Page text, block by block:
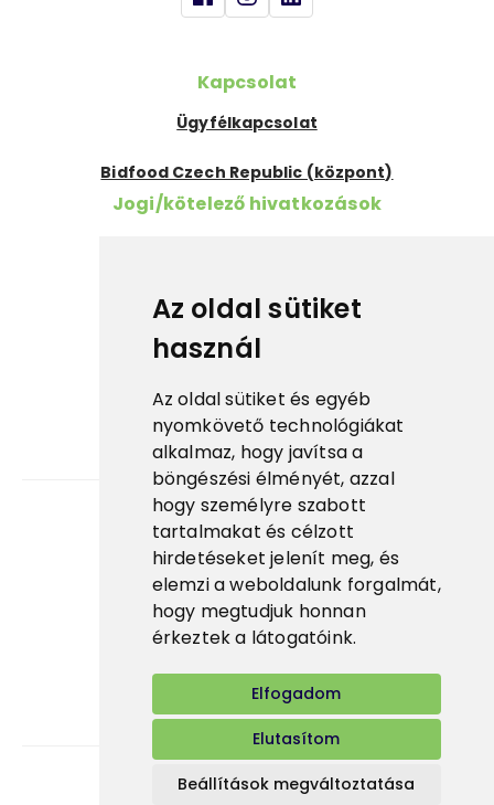
Az oldal sütiket
használ
Az oldal sütiket és egyéb
nyomkövető technológiákat
alkalmaz, hogy javítsa a
böngészési élményét, azzal
hogy személyre szabott
tartalmakat és célzott
hirdetéseket jelenít meg, és
elemzi a weboldalunk forgalmát,
hogy megtudjuk honnan
érkeztek a látogatóink.
Elfogadom
Elutasítom
Beállítások megváltoztatása
Kapcsolat
Ügyfélkapcsolat
Bidfood Czech Republic (központ)
Jogi/kötelező hivatkozások
Cookies
ESG
Tanúsítványok
Fontos linkek
Prima fagylalt ↗
Karrier
Alkalmazás
E-shop